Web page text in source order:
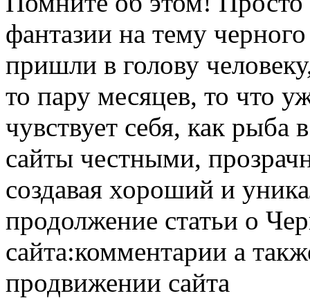
фантазии на тему
пришли в голову
то пару месяцев, то что
чувствует себя, как рыба
сайты честными,
создавая хороший и
продолжение статьи о
сайта:комментарии а
продвижении сайта